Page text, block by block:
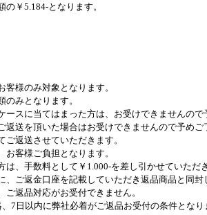
となります。
象となります。
ります。
方は、お受けできませんので予めご
はお受けできませんので予めご了承
ていただきます。
担となります。
1.000-を差し引かせていただきます
載していただき返品商品と同封して
お受付できません。
がご返品お受付の条件となります。